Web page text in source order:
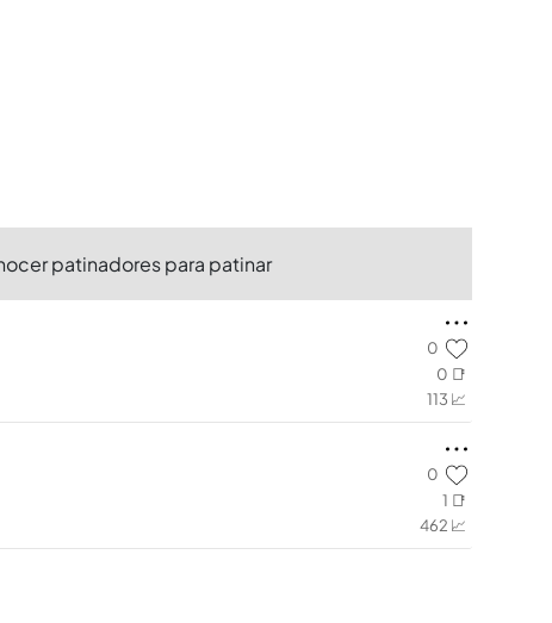
patinadores para patinar
0
0 📑
113 📈
0
1 📑
462 📈